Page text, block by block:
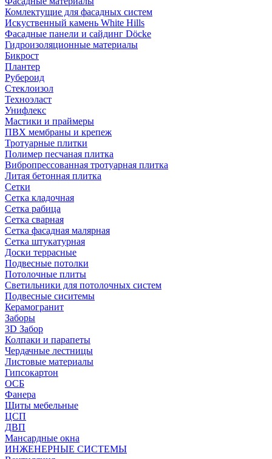
Комлектущие для фасадных систем
Искуственный камень White Hills
Фасадные панели и сайдинг Döcke
Гидроизоляционные материалы
Бикрост
Плантер
Рубероид
Стеклоизол
Техноэласт
Унифлекс
Мастики и праймеры
ПВХ мембраны и крепеж
Тротуарные плитки
Полимер песчаная плитка
Вибропрессованная тротуарная плитка
Литая бетонная плитка
Сетки
Сетка кладочная
Сетка рабица
Сетка сварная
Сетка фасадная малярная
Сетка штукатурная
Доски террасные
Подвесные потолки
Потолочные плиты
Светильники для потолочных систем
Подвесные сиситемы
Керамогранит
Заборы
3D Забор
Колпаки и парапеты
Чердачные лестницы
Листовые материалы
Гипсокартон
ОСБ
Фанера
Щиты мебельные
ЦСП
ДВП
Мансардные окна
ИНЖЕНЕРНЫЕ СИСТЕМЫ